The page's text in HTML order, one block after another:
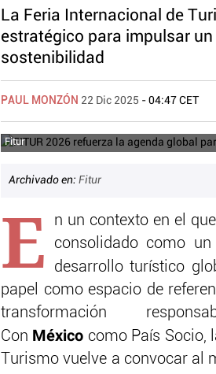
La Feria Internacional de
estratégico para impulsar
sostenibilidad
PAUL MONZÓN 22 Dic 2025 - 04:47 CET
Fitur
Archivado en: Fitur
E
n un contexto en el
consolidado como
desarrollo turístico
papel como espacio de
transformación
Con México como País Socio,
Turismo vuelve a convocar al